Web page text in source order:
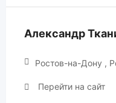
Александр
Ростов-на-Дону ,
Перейти на сайт